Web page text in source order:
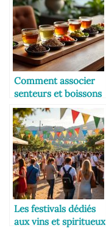
Comment associer
senteurs et boissons
lors d’une
dégustation
Les festivals dédiés
aux vins et spiritueux